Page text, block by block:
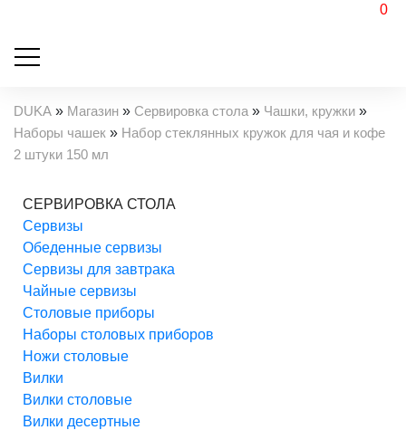
0
DUKA » Магазин » Сервировка стола » Чашки, кружки »
Наборы чашек » Набор стеклянных кружок для чая и кофе
2 штуки 150 мл
СЕРВИРОВКА СТОЛА
Cервизы
Обеденные сервизы
Сервизы для завтрака
Чайные сервизы
Столовые приборы
Наборы столовых приборов
Ножи столовые
Вилки
Вилки столовые
Вилки десертные